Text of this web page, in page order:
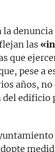
la
las
que
pese a
años, no
del edificio